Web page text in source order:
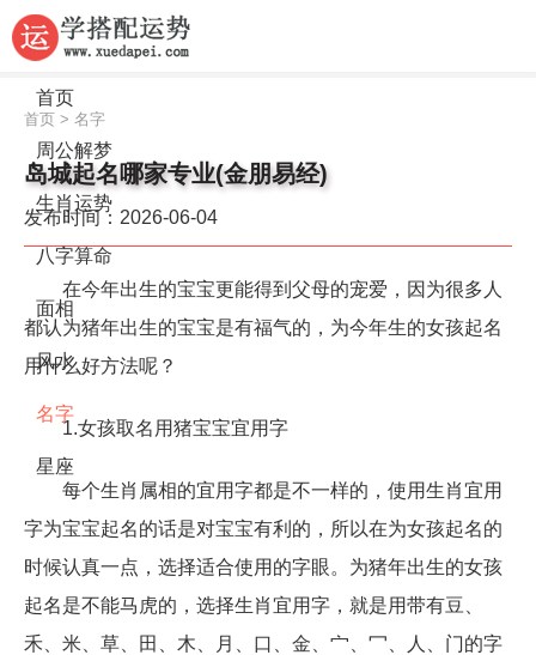
首页
周公解梦
生肖运势
八字算命
面相
风水
名字
星座
首页 > 名字
岛城起名哪家专业(金朋易经)
发布时间：2026-06-04
在今年出生的宝宝更能得到父母的宠爱，因为很多人
都认为猪年出生的宝宝是有福气的，为今年生的女孩起名
用什么好方法呢？
1.女孩取名用猪宝宝宜用字
每个生肖属相的宜用字都是不一样的，使用生肖宜用
字为宝宝起名的话是对宝宝有利的，所以在为女孩起名的
时候认真一点，选择适合使用的字眼。为猪年出生的女孩
起名是不能马虎的，选择生肖宜用字，就是用带有豆、
禾、米、草、田、木、月、口、金、宀、冖、人、门的字